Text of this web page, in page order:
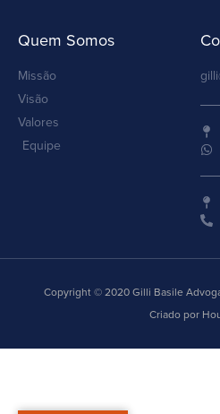
Quem Somos
Missão
Visão
Valores
Equipe
Copyright © 2020 Gilli Basile
Criado por